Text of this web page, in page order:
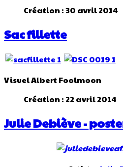
Création : 30 avril 2014
Sac fillette
Visuel Albert Foolmoon
Création : 22 avril 2014
Julie Debiève -